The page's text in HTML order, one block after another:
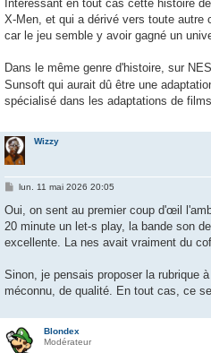
a
g
Intéressant en tout cas cette histoire
X-Men, et qui a dérivé vers toute autre
car le jeu semble y avoir gagné un
Dans le même genre d'histoire, sur
Sunsoft qui aurait dû être une
spécialisé dans les adaptations de
Wizzy
M
s
a
g
lun. 11 mai 2026 20:05
Oui, on sent au premier coup d'œil
20 minute un let-s play, la bande son
excellente. La nes avait vraiment du
Sinon, je pensais proposer la rubrique
méconnu, de qualité. En tout cas, ce
Blondex
Modérateur